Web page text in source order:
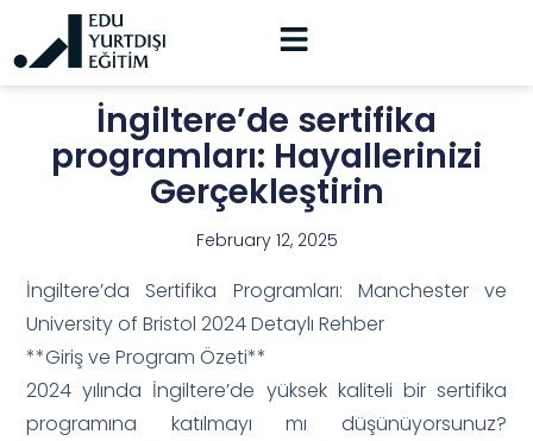
İngiltere’de sertifika
programları: Hayallerinizi
Gerçekleştirin
February 12, 2025
İngiltere’da Sertifika Programları: Manchester ve
University of Bristol 2024 Detaylı Rehber
**Giriş ve Program Özeti**
2024 yılında İngiltere’de yüksek kaliteli bir sertifika
programına katılmayı mı düşünüyorsunuz?